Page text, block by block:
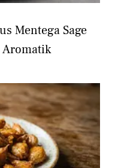
Mentega Sage
Aromatik